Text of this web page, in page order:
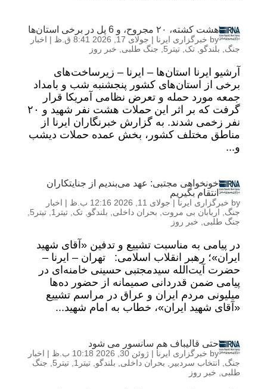
هشت کشته، ۲۰ مجروح، و 6 پل در برخی استان‌ها
by خبرگزاری ایرنا | جولای 17, 2026 8:41 ق.ظ | اخبار
جنگ
بلندگو تک تیتر5 جنگ طلبی خبر روز
آرشیو ایرنا استان‌ها – ایرنا – زیرساخت‌های
برخی از استان‌های کشور پنجشنبه شب و بامداد
جمعه مورد حمله و تعرض نظامی آمریکا قرار
گرفت که بر اثر این حملات هشت نفر شهید و ۲۰
نفر زخمی شدند. به گزارش خبرنگاران ایرنا از
مناطق مختلف کشور، بخش عمده حملات دیشب
و...
خونخواهی مجتبی: عهد می‌بندیم از جنایتکاران
انتقام بگیریم
by خبرگزاری ایرنا | جولای 11, 2026 12:16 ب.ظ | اخبار
جنگ
اربابان بی مروت بحران داخلی بلندگو تک تیتر1 تیتر5
جنگ طلبی
خبر روز
در پیامی به‌ مناسبت تشییع و تدفین «آقای شهید
ایران»؛ رهبر انقلاب اسلامی: تهران – ایرنا –
حضرت آیت‌الله سیدمجتبی حسینی خامنه‌ای در
پیامی ضمن قدردانی صمیمانه از حضور ده‌ها
میلیونی مردم ایران و عراق در مراسم تشییع
«آقای شهید ایران»، خطاب به امام شهید...
حتی قالیباف هم سانسور می شود
by خبرگزاری ایرنا | ژوئن 30, 2026 10:18 ب.ظ | اخبار
جنگ
انتخاب سردبیر بحران داخلی بلندگو تیتر1 تیتر5
جنگ
طلبی
خبر روز